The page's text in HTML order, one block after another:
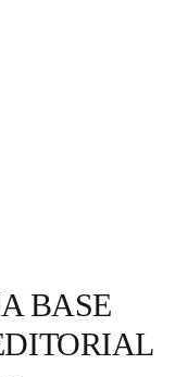
BASE